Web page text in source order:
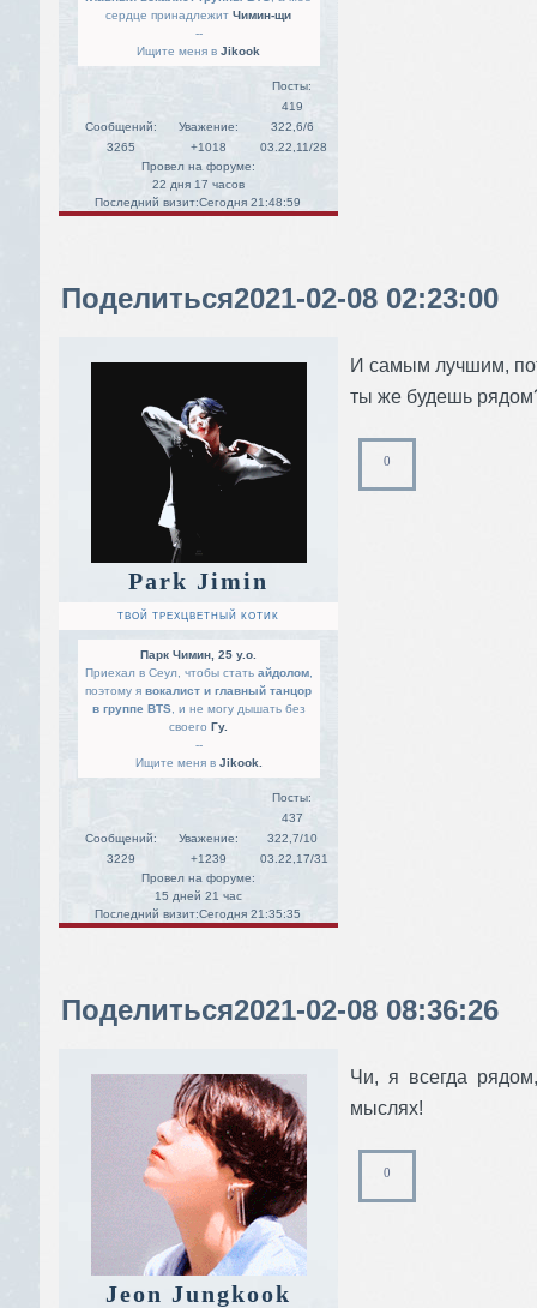
сердце принадлежит Чимин-щи
--
Ищите меня в Jikook
Сообщений:
3265
Уважение:
+1018
Посты:
419
322,6/6
03.22,11/28
Провел на форуме:
22 дня 17 часов
Последний визит:Сегодня 21:48:59
Поделиться2021-02-08 02:23:00
Park Jimin
ТВОЙ ТРЕХЦВЕТНЫЙ КОТИК
Парк Чимин, 25 y.o.
Приехал в Сеул, чтобы стать айдолом,
поэтому я вокалист и главный танцор
в группе BTS, и не могу дышать без
своего Гу.
--
Ищите меня в Jikook.
Сообщений:
3229
Уважение:
+1239
Посты:
437
322,7/10
03.22,17/31
Провел на форуме:
15 дней 21 час
Последний визит:Сегодня 21:35:35
И самым лучшим,
ты же будешь
0
Поделиться2021-02-08 08:36:26
Jeon Jungkook
Чи, я всегда
мыслях!
0